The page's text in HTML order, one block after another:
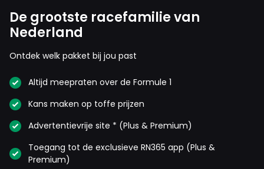
De grootste racefamilie van
Nederland
Ontdek welk pakket bij jou past
Altijd meepraten over de Formule 1
Kans maken op toffe prijzen
Advertentievrije site * (Plus & Premium)
Toegang tot de exclusieve RN365 app (Plus &
Premium)